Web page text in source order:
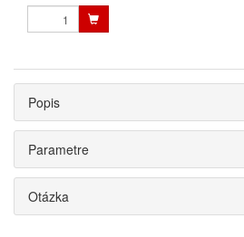
Popis
Parametre
Otázka